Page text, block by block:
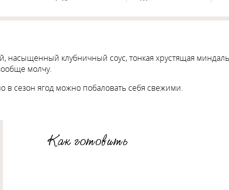
клубничный соус, тонкая хрустящая
молчу.
в сезон ягод можно побаловать себя свежими.
Как готовить